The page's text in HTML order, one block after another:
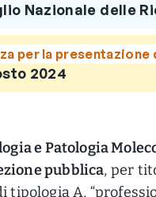
Nazionale delle
per la
2024
e Patologia
pubblica, per
tipologia A,